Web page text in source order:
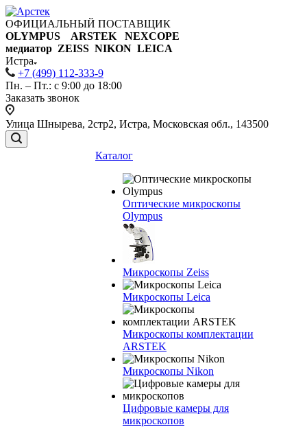
ОФИЦИАЛЬНЫЙ ПОСТАВЩИК
OLYMPUS ARSTEK NEXCOPE
медиатор ZEISS NIKON LEICA
Истра
+7 (499) 112-333-9
Пн. – Пт.: с 9:00 до 18:00
Заказать звонок
Улица Шнырева, 2стр2, Истра, Московская обл., 143500
Каталог
Оптические микроскопы
Olympus
Микроскопы Zeiss
Микроскопы Leica
Микроскопы комплектации
ARSTEK
Микроскопы Nikon
Цифровые камеры для
микроскопов